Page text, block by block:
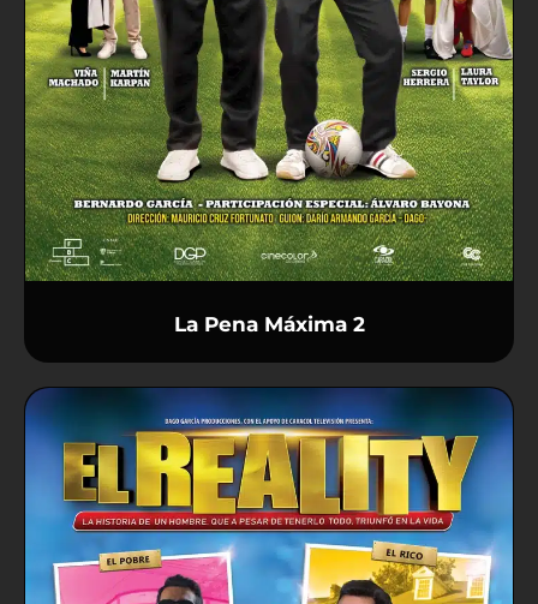
La Pena Máxima 2